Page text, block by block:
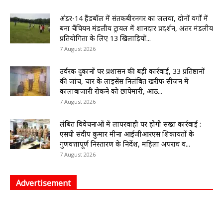
अंडर-14 हैंडबॉल में संतकबीरनगर का जलवा, दोनों वर्गों में
बना चैंपियन मंडलीय ट्रायल में शानदार प्रदर्शन, अंतर मंडलीय
प्रतियोगिता के लिए 13 खिलाड़ियों...
7 August 2026
उर्वरक दुकानों पर प्रशासन की बड़ी कार्रवाई, 33 प्रतिष्ठानों
की जांच, चार के लाइसेंस निलंबित खरीफ सीजन में
कालाबाजारी रोकने को छापेमारी, आठ...
7 August 2026
लंबित विवेचनाओं में लापरवाही पर होगी सख्त कार्रवाई :
एसपी संदीप कुमार मीना आईजीआरएस शिकायतों के
गुणवत्तापूर्ण निस्तारण के निर्देश, महिला अपराध व...
7 August 2026
Advertisement